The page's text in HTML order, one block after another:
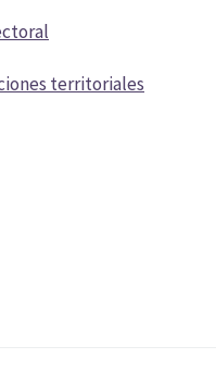
territoriales